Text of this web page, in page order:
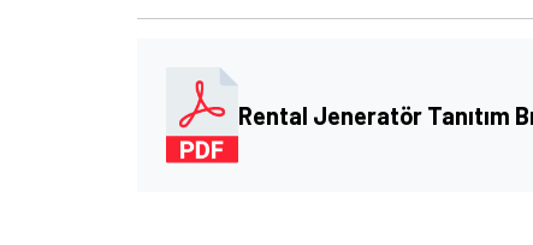
Rental Jeneratör Tanıtım